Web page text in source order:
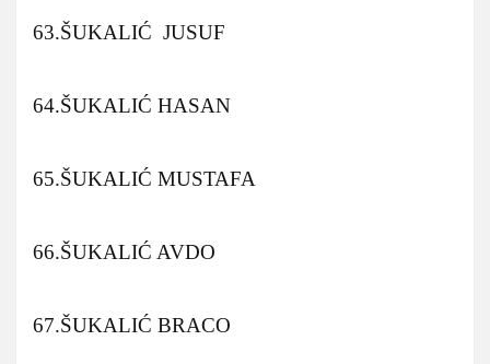
63.ŠUKALIĆ JUSUF
64.ŠUKALIĆ HASAN
65.ŠUKALIĆ MUSTAFA
66.ŠUKALIĆ AVDO
67.ŠUKALIĆ BRACO